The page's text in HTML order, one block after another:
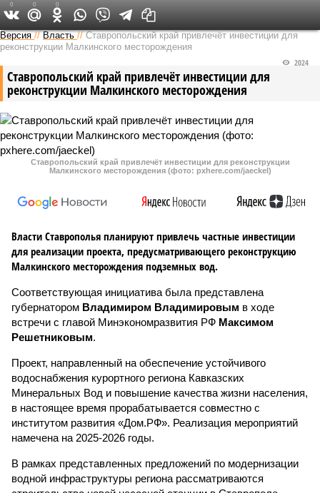
Версия на Кавказе
Версия //Власть //Ставропольский край привлечёт инвестиции для
реконструкции Малкинского месторождения
Ставропольский край привлечёт инвестиции для
реконструкции Малкинского месторождения
2024
Ставропольский край привлечёт инвестиции для реконструкции
Малкинского месторождения (фото: pxhere.com/jaeckel)
Власти Ставрополья планируют привлечь частные инвестиции
для реализации проекта, предусматривающего реконструкцию
Малкинского месторождения подземных вод.
Соответствующая инициатива была представлена
губернатором Владимиром Владимировым в ходе
встречи с главой Минэкономразвития РФ Максимом
Решетниковым.
Проект, направленный на обеспечение устойчивого
водоснабжения курортного региона Кавказских
Минеральных Вод и повышение качества жизни населения,
в настоящее время прорабатывается совместно с
институтом развития «Дом.РФ». Реализация мероприятий
намечена на 2025-2026 годы.
В рамках представленных предложений по модернизации
водной инфраструктуры региона рассматриваются
0 0 0